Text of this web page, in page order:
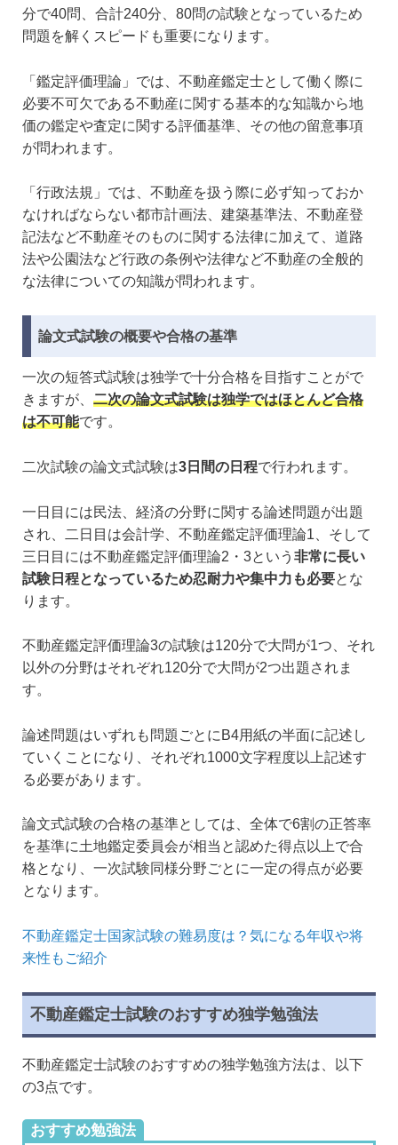
分で40問、合計240分、80問の試験となっているため
問題を解くスピードも重要になります。
「鑑定評価理論」では、不動産鑑定士として働く際に
必要不可欠である不動産に関する基本的な知識から地
価の鑑定や査定に関する評価基準、その他の留意事項
が問われます。
「行政法規」では、不動産を扱う際に必ず知っておか
なければならない都市計画法、建築基準法、不動産登
記法など不動産そのものに関する法律に加えて、道路
法や公園法など行政の条例や法律など不動産の全般的
な法律についての知識が問われます。
論文式試験の概要や合格の基準
一次の短答式試験は独学で十分合格を目指すことがで
きますが、 二次の論文式試験は独学ではほとんど合格
は不可能です。
二次試験の論文式試験は3日間の日程で行われます。
一日目には民法、経済の分野に関する論述問題が出題
され、二日目は会計学、不動産鑑定評価理論1、そして
三日目には不動産鑑定評価理論2・3という 非常に長い
試験日程となっているため忍耐力や集中力も必要とな
ります。
不動産鑑定評価理論3の試験は120分で大問が1つ、それ
以外の分野はそれぞれ120分で大問が2つ出題されま
す。
論述問題はいずれも問題ごとにB4用紙の半面に記述し
ていくことになり、それぞれ1000文字程度以上記述す
る必要があります。
論文式試験の合格の基準としては、全体で6割の正答率
を基準に土地鑑定委員会が相当と認めた得点以上で合
格となり、一次試験同様分野ごとに一定の得点が必要
となります。
不動産鑑定士国家試験の難易度は？気になる年収や将
来性もご紹介
不動産鑑定士試験のおすすめ独学勉強法
不動産鑑定士試験のおすすめの独学勉強方法は、以下
の3点です。
おすすめ勉強法